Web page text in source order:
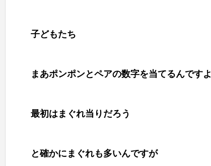
子どもたち
まあポンポンとペアの数字を当てるんですよ
最初はまぐれ当りだろう
と確かにまぐれも多いんですが